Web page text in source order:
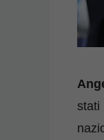
stati